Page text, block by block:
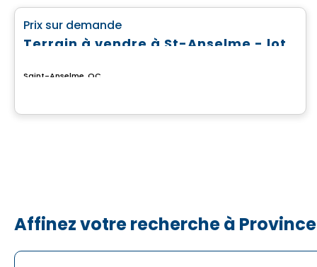
Prix sur demande
Saint-Anselme, QC
Affinez votre recherche à